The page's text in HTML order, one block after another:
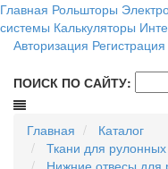
Главная Рольшторы
системы Калькуляторы
Авторизация Регистрация
ПОИСК ПО САЙТУ:
Главная
Каталог
Ткани для
Нижние отвесы для